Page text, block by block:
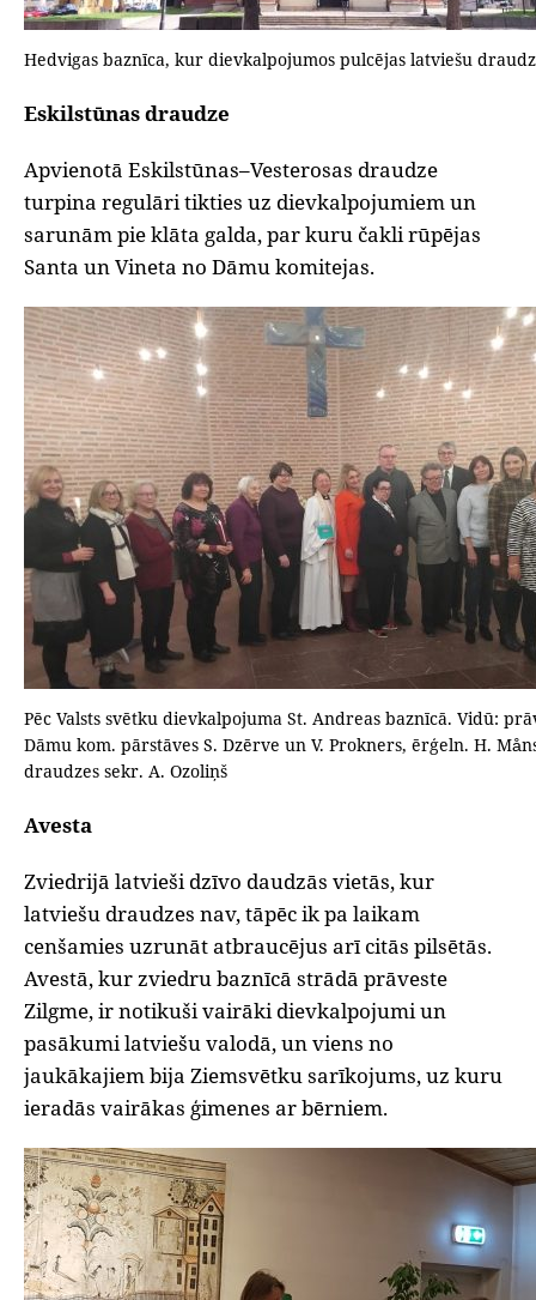
Hedvigas baznīca, kur dievkalpojumos pulcējas latviešu
Eskilstūnas draudze
Apvienotā Eskilstūnas–Vesterosas draudze
turpina regulāri tikties uz dievkalpojumiem un
sarunām pie klāta galda, par kuru čakli rūpējas
Santa un Vineta no Dāmu komitejas.
Pēc Valsts svētku dievkalpojuma St. Andreas baznīcā. Vidū:
Dāmu kom. pārstāves S. Dzērve un V. Prokners, ērģeln. H.
draudzes sekr. A. Ozoliņš
Avesta
Zviedrijā latvieši dzīvo daudzās vietās, kur
latviešu draudzes nav, tāpēc ik pa laikam
cenšamies uzrunāt atbraucējus arī citās pilsētās.
Avestā, kur zviedru baznīcā strādā prāveste
Zilgme, ir notikuši vairāki dievkalpojumi un
pasākumi latviešu valodā, un viens no
jaukākajiem bija Ziemsvētku sarīkojums, uz kuru
ieradās vairākas ģimenes ar bērniem.